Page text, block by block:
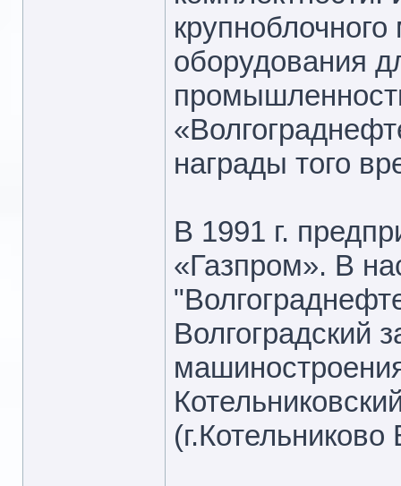
оборудования
награды того
В 1991 г.
«Газпром». В
Волгоградский